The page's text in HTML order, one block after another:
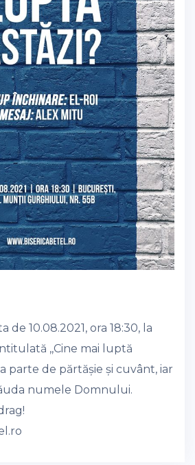
de 10.08.2021, ora 18:30, la
,,Cine mai luptă
parte de părtășie și cuvânt, iar
numele Domnului.